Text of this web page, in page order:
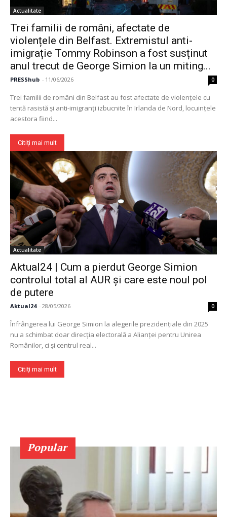
Actualitate
Trei familii de români, afectate de
violențele din Belfast. Extremistul anti-
imigrație Tommy Robinson a fost susținut
anul trecut de George Simion la un miting...
PRESShub - 11/06/2026 0
Trei familii de români din Belfast au fost afectate de violenţele cu
tentă rasistă şi anti-imigranţi izbucnite în Irlanda de Nord, locuinţele
acestora fiind...
Citiți mai mult
Actualitate
Aktual24 | Cum a pierdut George Simion
controlul total al AUR și care este noul pol
de putere
Aktual24 - 28/05/2026 0
Înfrângerea lui George Simion la alegerile prezidențiale din 2025
nu a schimbat doar direcția electorală a Alianței pentru Unirea
Românilor, ci și centrul real...
Citiți mai mult
Popular